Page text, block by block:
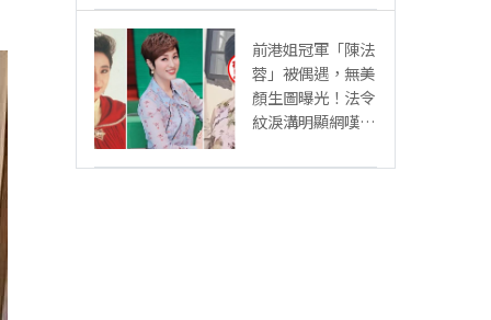
前港姐冠軍「陳法
蓉」被偶遇，無美
顏生圖曝光！法令
紋淚溝明顯網嘆：
老」